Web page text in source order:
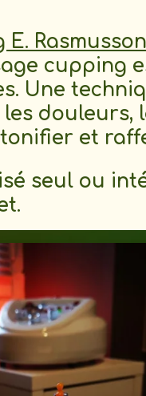
E.
cupping
Une
et
seul ou